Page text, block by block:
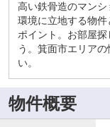
高い鉄骨造のマン
環境に立地する物
ポイント。お部屋
う。箕面市エリア
い。
物件概要